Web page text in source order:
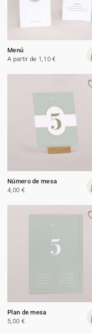
Menú
A partir de 1,10 €
Número de mesa
4,00 €
Plan de mesa
5,00 €